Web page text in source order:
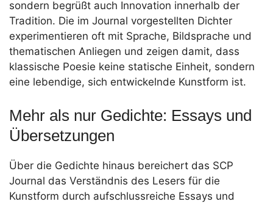
sondern begrüßt auch Innovation innerhalb der
Tradition. Die im Journal vorgestellten Dichter
experimentieren oft mit Sprache, Bildsprache und
thematischen Anliegen und zeigen damit, dass
klassische Poesie keine statische Einheit, sondern
eine lebendige, sich entwickelnde Kunstform ist.
Mehr als nur Gedichte: Essays und
Übersetzungen
Über die Gedichte hinaus bereichert das SCP
Journal das Verständnis des Lesers für die
Kunstform durch aufschlussreiche Essays und